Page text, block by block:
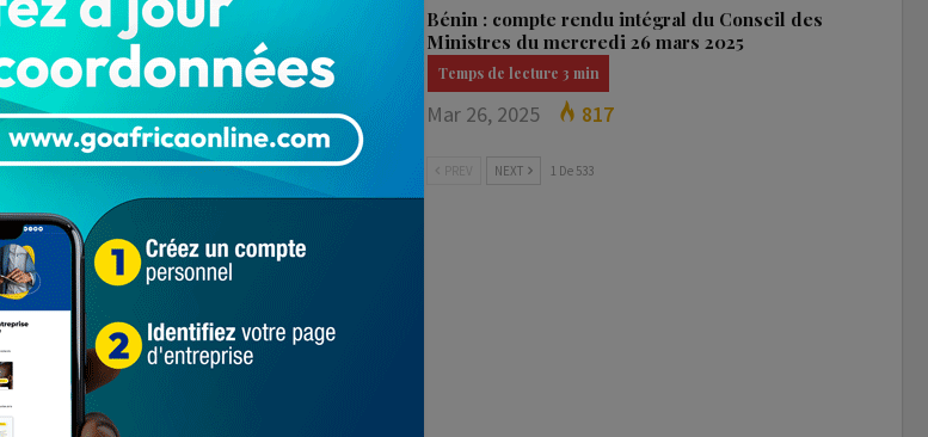
cliquant ici
Bénin : compte rendu intégral du Conseil des
Ministres du mercredi 26 mars 2025
Mar 26, 2025 817
NEXT 1 De 533